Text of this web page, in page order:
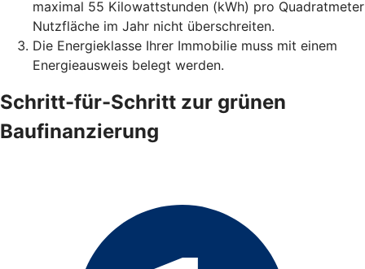
maximal 55 Kilowattstunden (kWh) pro Quadratmeter
Nutzfläche im Jahr nicht überschreiten.
Die Energieklasse Ihrer Immobilie muss mit einem
Energieausweis belegt werden.
Schritt-für-Schritt zur grünen
Baufinanzierung